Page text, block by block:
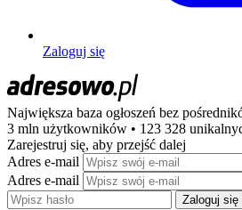
Zaloguj się
Największa baza ogłoszeń bez
3 mln użytkowników • 123 328
Zarejestruj się, aby przejść dalej
Adres e-mail
Adres e-mail
Zaloguj się